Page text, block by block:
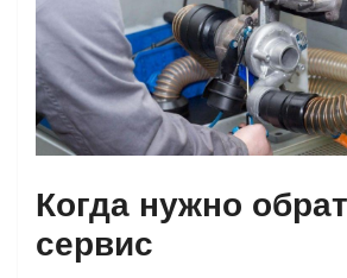
Когда нужно
сервис